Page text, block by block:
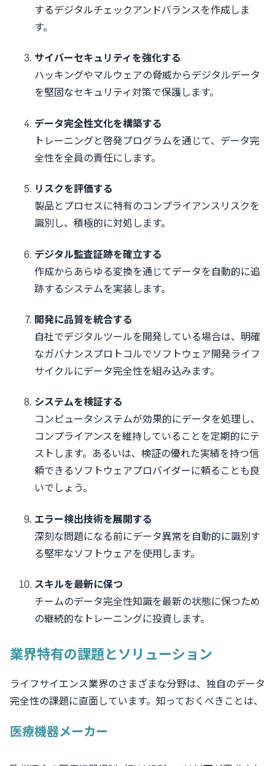
するデジタルチェックアンドバランスを作成しま
す。
サイバーセキュリティを強化する
ハッキングやマルウェアの脅威からデジタルデータ
を堅固なセキュリティ対策で保護します。
データ完全性文化を構築する
トレーニングと啓発プログラムを通じて、データ完
全性を全員の責任にします。
リスクを評価する
製品とプロセスに特有のコンプライアンスリスクを
識別し、積極的に対処します。
デジタル監査証跡を確立する
作成からあらゆる変換を通じてデータを自動的に追
跡するシステムを実装します。
開発に品質を統合する
自社でデジタルツールを開発している場合は、明確
なガバナンスプロトコルでソフトウェア開発ライフ
サイクルにデータ完全性を組み込みます。
システムを検証する
コンピュータシステムが効果的にデータを処理し、
コンプライアンスを維持していることを定期的にテ
ストします。あるいは、検証の優れた実績を持つ信
頼できるソフトウェアプロバイダーに頼ることも良
いでしょう。
エラー検出技術を展開する
深刻な問題になる前にデータ異常を自動的に識別す
る堅牢なソフトウェアを使用します。
スキルを最新に保つ
チームのデータ完全性知識を最新の状態に保つため
の継続的なトレーニングに投資します。
業界特有の課題とソリューション
ライフサイエンス業界のさまざまな分野は、独自のデータ
完全性の課題に直面しています。知っておくべきことは、
医療機器メーカー